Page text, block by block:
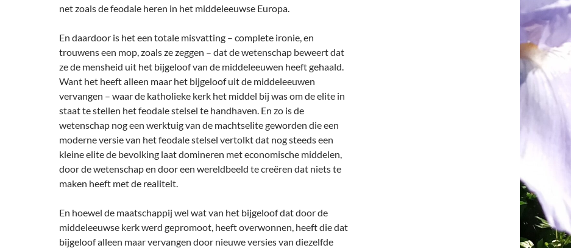
net zoals de feodale heren in het middeleeuwse Europa.
En daardoor is het een totale misvatting – complete ironie, en
trouwens een mop, zoals ze zeggen – dat de wetenschap beweert dat
ze de mensheid uit het bijgeloof van de middeleeuwen heeft gehaald.
Want het heeft alleen maar het bijgeloof uit de middeleeuwen
vervangen – waar de katholieke kerk het middel bij was om de elite in
staat te stellen het feodale stelsel te handhaven. En zo is de
wetenschap nog een werktuig van de machtselite geworden die een
moderne versie van het feodale stelsel vertolkt dat nog steeds een
kleine elite de bevolking laat domineren met economische middelen,
door de wetenschap en door een wereldbeeld te creëren dat niets te
maken heeft met de realiteit.
En hoewel de maatschappij wel wat van het bijgeloof dat door de
middeleeuwse kerk werd gepromoot, heeft overwonnen, heeft die dat
bijgeloof alleen maar vervangen door nieuwe versies van diezelfde